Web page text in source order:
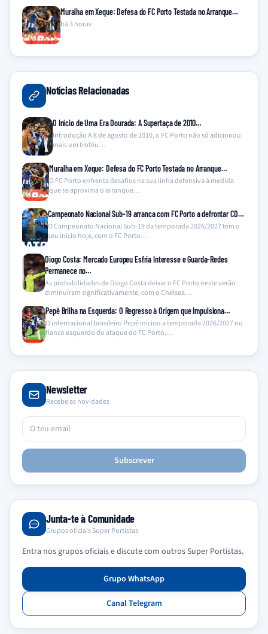
Muralha em Xeque: Defesa do FC Porto Testada no Arranque…
há 3 horas
Notícias Relacionadas
O Início de Uma Era Dourada: A Supertaça de 2010…
Introdução A 8 de agosto de 2010, o FC Porto não só adicionou
mais um troféu…
Muralha em Xeque: Defesa do FC Porto Testada no Arranque…
O FC Porto enfrenta desafios na sua linha defensiva à medida
que se aproxima o arranque…
Campeonato Nacional Sub-19 arranca com FC Porto a defrontar CD…
O Campeonato Nacional Sub-19 da temporada 2026/2027 tem o
seu início hoje, com o FC Porto…
Diogo Costa: Mercado Europeu Esfria Interesse e Guarda-Redes
Permanece no…
As probabilidades de Diogo Costa deixar o FC Porto neste verão
diminuíram significativamente, com o Chelsea…
Pepê Brilha na Esquerda: O Regresso à Origem que Impulsiona…
O internacional brasileiro Pepê iniciou a temporada 2026/2027 no
flanco esquerdo do ataque do FC Porto,…
Newsletter
Recebe as novidades
Subscrever
Junta-te à Comunidade
Grupos oficiais Super Portistas
Entra nos grupos oficiais e discute com outros Super Portistas.
Grupo WhatsApp
Canal Telegram